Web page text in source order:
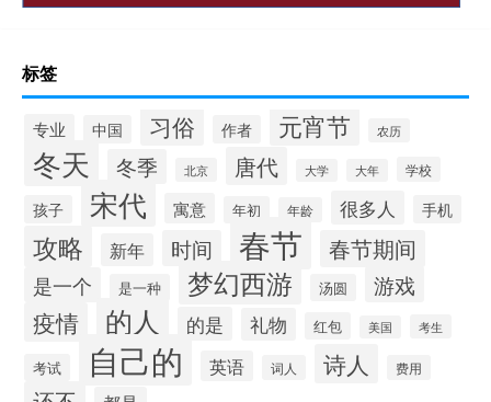
标签
专业 中国 习俗 作者 元宵节 农历
冬天 冬季 北京 唐代 大学 大年 学校
孩子 宋代 寓意 年初 年龄 很多人 手机
攻略 新年 时间 春节 春节期间
是一个 是一种 梦幻西游 汤圆 游戏
疫情 的人 的是 礼物 红包 美国 考生
考试 自己的 英语 词人 诗人 费用